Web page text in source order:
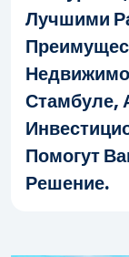
Лучшими
Стамбуле,
Помогут
Решение.